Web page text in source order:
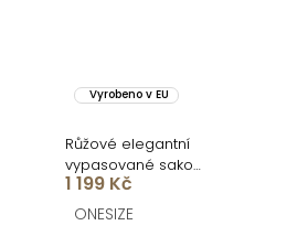
Vyrobeno v EU
Růžové elegantní
vypasované sako
ROVENA s ozdobou
1 199 Kč
ONESIZE